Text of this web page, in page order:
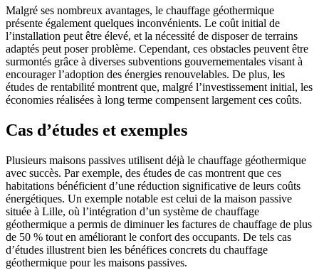
Malgré ses nombreux avantages, le chauffage géothermique
présente également quelques inconvénients. Le coût initial de
l’installation peut être élevé, et la nécessité de disposer de terrains
adaptés peut poser problème. Cependant, ces obstacles peuvent être
surmontés grâce à diverses subventions gouvernementales visant à
encourager l’adoption des énergies renouvelables. De plus, les
études de rentabilité montrent que, malgré l’investissement initial, les
économies réalisées à long terme compensent largement ces coûts.
Cas d’études et exemples
Plusieurs maisons passives utilisent déjà le chauffage géothermique
avec succès. Par exemple, des études de cas montrent que ces
habitations bénéficient d’une réduction significative de leurs coûts
énergétiques. Un exemple notable est celui de la maison passive
située à Lille, où l’intégration d’un système de chauffage
géothermique a permis de diminuer les factures de chauffage de plus
de 50 % tout en améliorant le confort des occupants. De tels cas
d’études illustrent bien les bénéfices concrets du chauffage
géothermique pour les maisons passives.